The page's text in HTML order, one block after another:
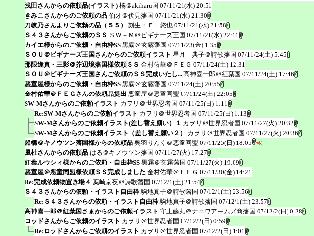
浅田さんからの依頼品(イラスト) 橘＠akiharu国 07/11/21(水) 20:51
きみこさんからのご依頼の品 伯牙＠伏見藩国 07/11/21(水) 21:30
刀岐乃さんよりご依頼の品（ＳＳ）
刻生・Ｆ・悠也 07/11/21(水) 21:58
Ｓ４３さんからご依頼のＳＳ ＳＷ－Ｍ＠ビギナーズ王国 07/11/21(水) 22:11
カイエ様からのご依頼・自由枠SS 黒霧＠玄霧藩国 07/11/23(金) 1:35
ＳＯＵ＠ビギナーズ王国さんからのご依頼イラスト 星月 典子＠詩歌藩国 07/11/24(土) 5:45
那限逢真・三影＠芥辺境藩国様依頼ＳＳ 金村佑華＠ＦＥＧ 07/11/24(土) 12:31
ＳＯＵ＠ビギナーズ王国さんご依頼のＳＳ完成いたし... 高神喜一郎＠紅葉国 07/11/24(土) 17:46
悪童屋様からのご依頼・自由枠SS 黒霧＠玄霧藩国 07/11/24(土) 20:55
金村佑華＠ＦＥＧさんの依頼品提出 悪童屋＠悪童同盟 07/11/24(土) 22:05
SW-Mさんからのご依頼イラスト カヲリ＠世界忍者国 07/11/25(日) 1:11
Re:SW-Mさんからのご依頼イラスト カヲリ＠世界忍者国 07/11/25(日) 1:13
SW-Mさんからのご依頼イラスト(差し替え願い）１ カヲリ＠世界忍者国 07/11/27(火) 20:32
SW-Mさんからのご依頼イラスト（差し替え願い２）
カヲリ＠世界忍者国 07/11/27(火) 20:36
船橋＠キノウツン藩国様からの依頼品 奥羽りんく＠悪童同盟 07/11/25(日) 18:05 ≪
風杜さんからの依頼品 はる＠キノウツン藩国 07/11/27(火) 17:27
紅葉ルウシィ様からのご依頼・自由枠SS 黒霧＠玄霧藩国 07/11/27(火) 19:09
悪童屋＠悪童同盟様依頼ＳＳ完成しました 金村佑華＠ＦＥＧ 07/11/30(金) 14:21
Re:完成依頼物置き場４ 葉崎京夜＠詩歌藩国 07/12/1(土) 21:54
Ｓ４３さんからの依頼・イラスト自由枠 駒地真子＠詩歌藩国 07/12/1(土) 23:56
Re:Ｓ４３さんからの依頼・イラスト自由枠 駒地真子＠詩歌藩国 07/12/1(土) 23:57
高神喜一郎＠紅葉国さまからのご依頼イラスト 守上藤丸＠ナニワアームズ商藩国 07/12/2(日) 0:28
ロッドさんからご依頼のイラスト カヲリ＠世界忍者国 07/12/2(日) 0:59
Re:ロッドさんからご依頼のイラスト カヲリ＠世界忍者国 07/12/2(日) 1:01